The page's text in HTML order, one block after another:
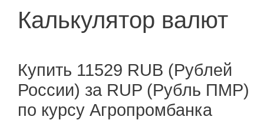
Калькулятор валют
Купить 11529 RUB (Рублей
России) за RUP (Рубль ПМР)
по курсу Агропромбанка